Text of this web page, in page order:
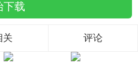
射击
游戏
69款游戏
塔防
冒险解谜
下载
关 评论